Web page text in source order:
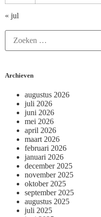
« jul
Archieven
augustus 2026
juli 2026
juni 2026
mei 2026
april 2026
maart 2026
februari 2026
januari 2026
december 2025
november 2025
oktober 2025
september 2025
augustus 2025
juli 2025